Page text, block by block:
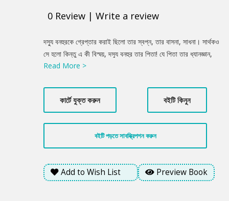
0 Review | Write a review
Summery
দস্যু বনহুরকে গ্রেপ্তার করাই ছিলো তার স্বপ্ন, তার বাসনা, সাধনা। সার্থকও
সে হলো কিন্তু এ কী বিস্ময়, দস্যু বনহুর তার পিতা! যে পিতা তার ধ্যানজ্ঞান,
তার অন্তরের একনিষ্ঠ এক মহান পুরুষ, তার সেই পিতা দস্যু...না না, সে কথা
সে জীবনে দ্বিতীয় জন দেখেনি। অথচ যা মিথ্যা নয়, একেবারে আকাশের মত
সত্য...নূর বনহুরকে আটক করার পর যখন তার মুখমণ্ডল থেকে আবরণ খুলে
ফেলা হলো এবং প্রকাশ পেলো কে এই দস্যু বনহুর— তখন নূর শুধু আশ্চর্যই
হয়নি, হয়েছিলো হতভম্ব কিংকর্তব্যবিমূঢ়, ভাষা হারিয়ে ফেলেছিলো সে।
Read More >
কার্টে যুক্ত করুন বইটি কিনুন
বইটি পড়তে সাবস্ক্রিপশন করুন
Add to Wish List Preview Book